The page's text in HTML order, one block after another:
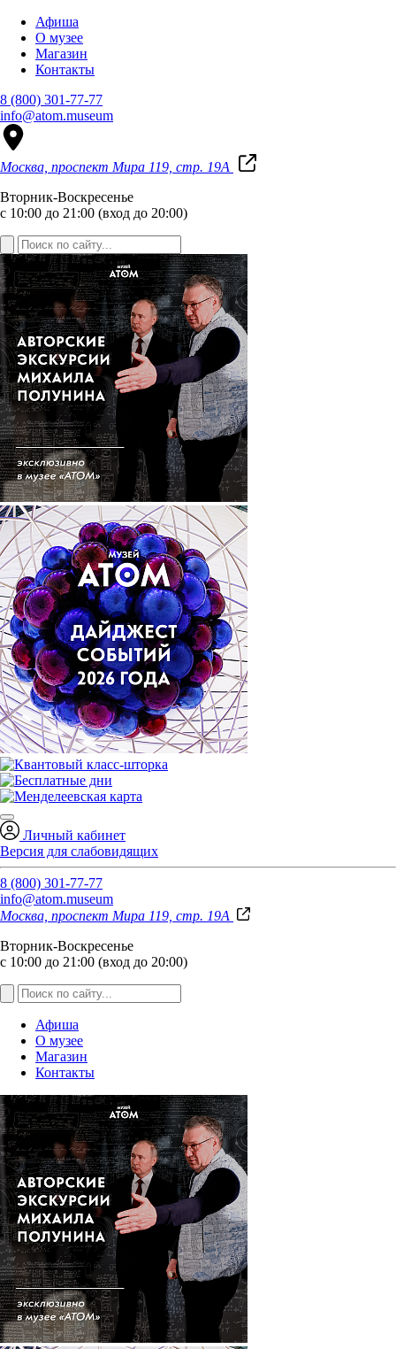
Афиша
О музее
Магазин
Контакты
8 (800) 301-77-77
info@atom.museum
Москва, проспект Мира 119, стр. 19А
Вторник-Воскресенье
с 10:00 до 21:00 (вход до 20:00)
Личный кабинет
Версия для слабовидящих
8 (800) 301-77-77
info@atom.museum
Москва, проспект Мира 119, стр. 19А
Вторник-Воскресенье
с 10:00 до 21:00 (вход до 20:00)
Афиша
О музее
Магазин
Контакты